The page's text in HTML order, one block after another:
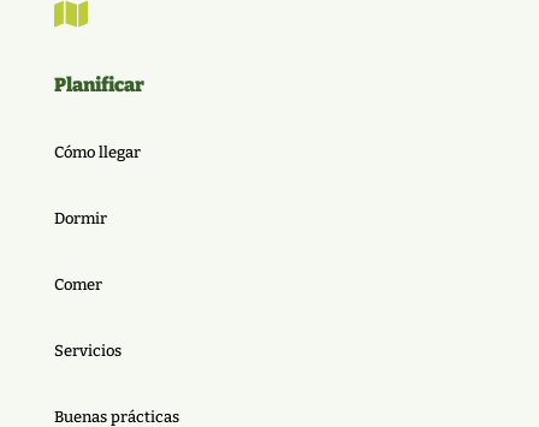

Planificar
Cómo llegar
Dormir
Comer
Servicios
Buenas prácticas